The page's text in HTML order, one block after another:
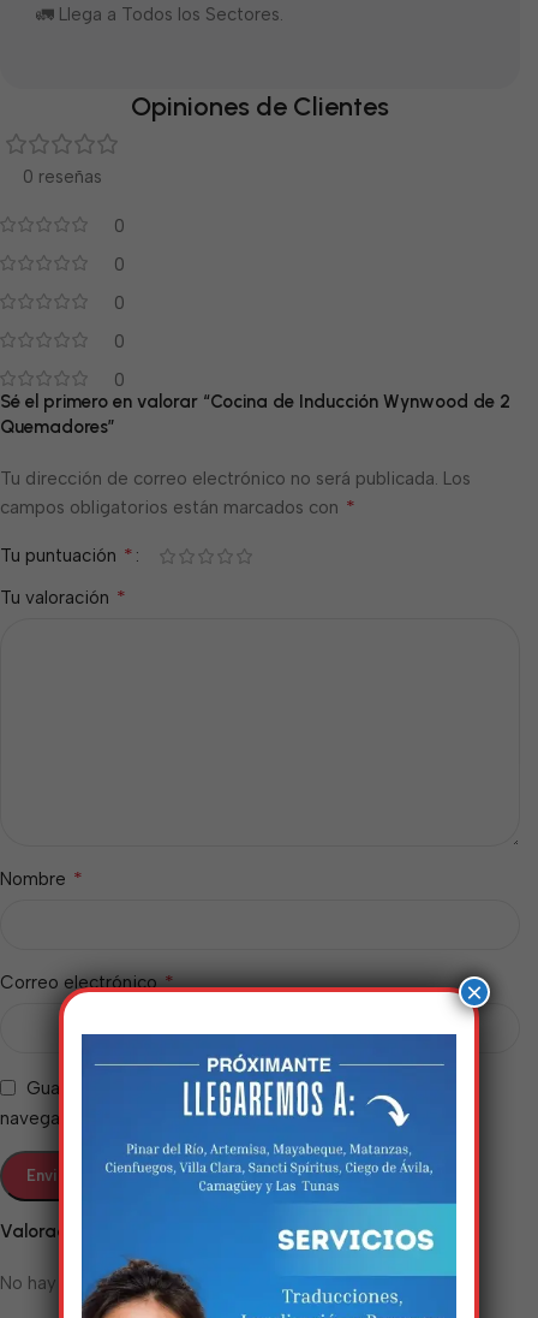
🚛 Llega a Todos los Sectores.
Opiniones de Clientes
0 reseñas
0
0
0
0
0
Valoraciones
No hay valoraciones aún.
Sé el primero en valorar “Cocina de Inducción Wynwood de 2
Quemadores”
Tu dirección de correo electrónico no será publicada. Los
campos obligatorios están marcados con *
Tu puntuación *
Tu valoración *
Nombre *
Correo electrónico*
Guarda mi nombre, correo electrónico y web en este
navegador para la próxima vez que comente.
×
Estamos trabalhando
nisso!
Em breve, esta página estará
disponível com novidades